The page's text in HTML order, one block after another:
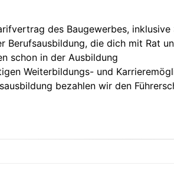
des Baugewerbes,
Berufsausbildung, die dich mit Rat
schon in der Ausbildung
Weiterbildungs- und
bezahlen wir den